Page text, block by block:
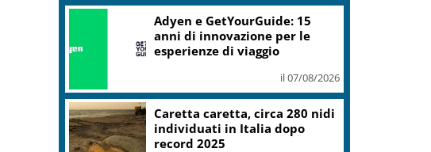
Adyen e GetYourGuide: 15
anni di innovazione per le
esperienze di viaggio
il 07/08/2026
Caretta caretta, circa 280 nidi
individuati in Italia dopo
record 2025